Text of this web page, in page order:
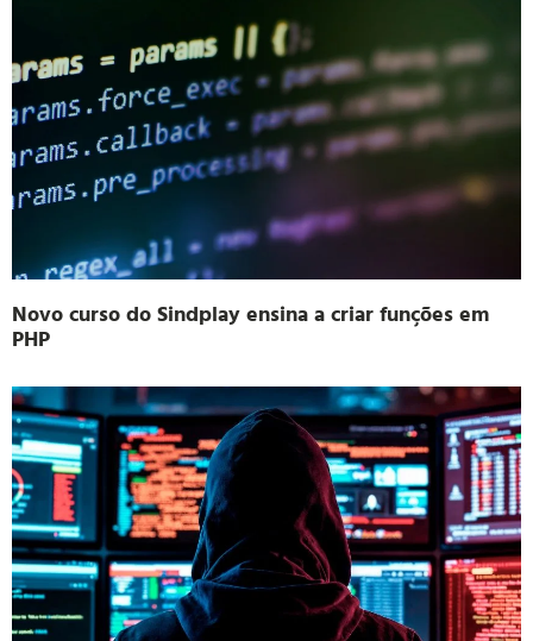
Novo curso do Sindplay ensina a criar funções em
PHP